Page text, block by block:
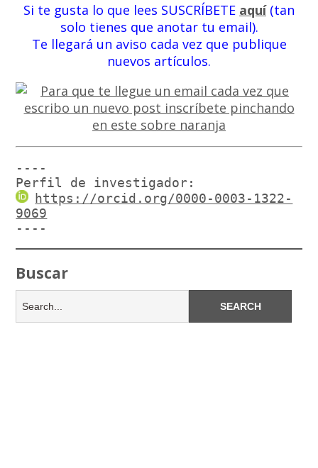
Si te gusta lo que lees SUSCRÍBETE aquí(tan
solo tienes que anotar tu email).
Te llegará un aviso cada vez que publique
nuevos artículos.
----
Perfil de investigador:
https://orcid.org/0000-0003-1322-
9069
----
Buscar